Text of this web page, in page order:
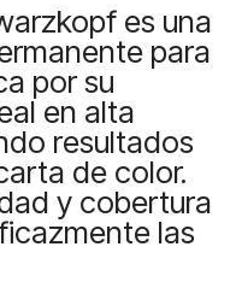
es una
para
por su
en alta
resultados
de color.
y cobertura
las